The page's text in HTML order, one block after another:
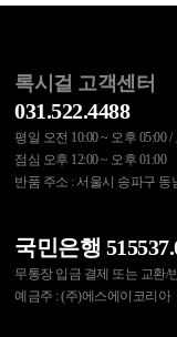
록시걸 고객센터
031.522.4488
평일 오전 10:00 ~ 오후 05:00
점심 오후 12:00 ~ 오후 01:00
반품 주소 : 서울시 송파구 동
국민은행
무통장 입금 결제 또는 교환/
예금주 : (주)에스에이코리아